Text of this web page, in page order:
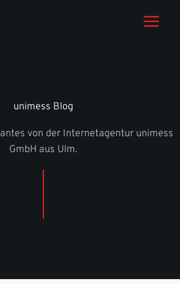
unimess Blog
von der Internetagentur unimess
GmbH aus Ulm.